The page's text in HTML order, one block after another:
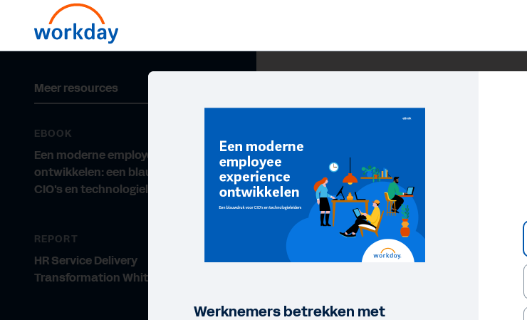
Meer resources
EBOOK
Een moderne employee experience
ontwikkelen: een blauwdruk voor
CIO's en technologieleiders
REPORT
HR Service Delivery
Transformation Whitepaper
Werknemers betrekken met